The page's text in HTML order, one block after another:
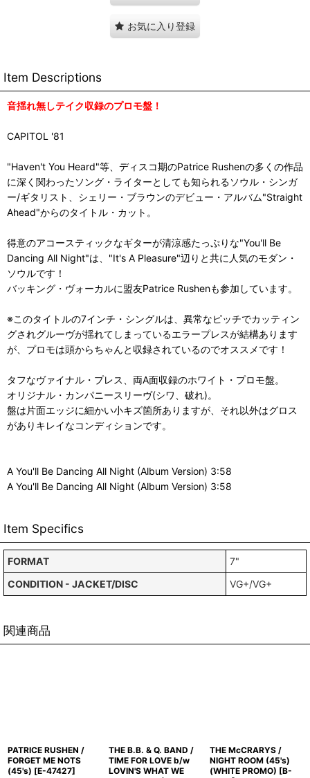
お気に入り登録
Item Descriptions
音揺れ無しテイク収録のプロモ盤！
CAPITOL '81
"Haven't You Heard"等、ディスコ期のPatrice Rushenの多くの作品
に深く関わったソング・ライターとしても知られるソウル・シンガ
ー/ギタリスト、シェリー・ブラウンのデビュー・アルバム"Straight
Ahead"からのタイトル・カット。
得意のアコースティックなギターが清涼感たっぷりな"You'll Be
Dancing All Night"は、"It's A Pleasure"辺りと共に人気のモダン・
ソウルです！
バッキング・ヴォーカルに盟友Patrice Rushenも参加しています。
※このタイトルの7インチ・シングルは、異常なピッチでカッティン
グされグルーヴが揺れてしまっているエラープレスが結構あります
が、プロモは頭からちゃんと収録されているのでオススメです！
タフなヴァイナル・プレス、両A面収録のホワイト・プロモ盤。
オリジナル・カンパニースリーヴ(シワ、破れ)。
盤は片面エッジに細かい小キズ箇所ありますが、それ以外はグロス
がありキレイなコンディションです。
A You'll Be Dancing All Night (Album Version) 3:58
A You'll Be Dancing All Night (Album Version) 3:58
Item Specifics
FORMAT
7"
CONDITION - JACKET/DISC
VG+/VG+
関連商品
PATRICE RUSHEN /
FORGET ME NOTS
(45's) [E-47427]
THE B.B. & Q. BAND /
TIME FOR LOVE b/w
LOVIN'S WHAT WE
THE McCRARYS /
NIGHT ROOM (45's)
(WHITE PROMO) [B-